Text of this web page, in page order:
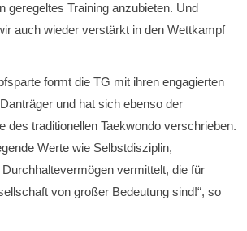
geregeltes Training anzubieten. Und
auch wieder verstärkt in den Wettkampf
formt die TG mit ihren engagierten
und hat sich ebenso der
des traditionellen Taekwondo verschrieben.
Werte wie Selbstdisziplin,
vermittelt, die für
von großer Bedeutung sind!“, so